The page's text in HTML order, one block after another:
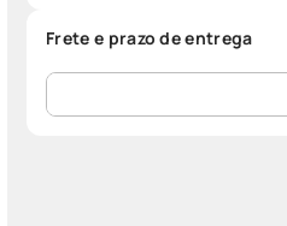
Frete e prazo de entrega